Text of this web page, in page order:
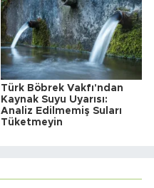
Türk Böbrek Vakfı'ndan
Kaynak Suyu Uyarısı:
Analiz Edilmemiş Suları
Tüketmeyin